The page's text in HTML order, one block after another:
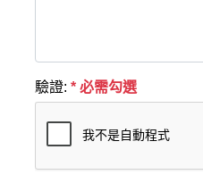
驗證: * 必需勾選